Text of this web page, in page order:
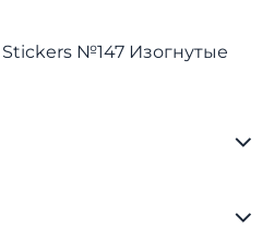
№147 Изогнутые